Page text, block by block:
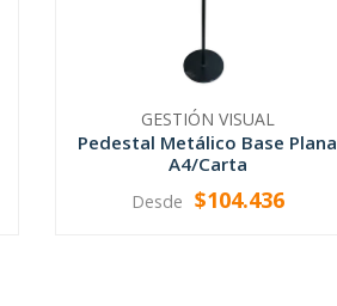
GESTIÓN VISUAL
Pedestal Metálico Base Plana
A4/Carta
VER OPCIONES
Desde $104.436